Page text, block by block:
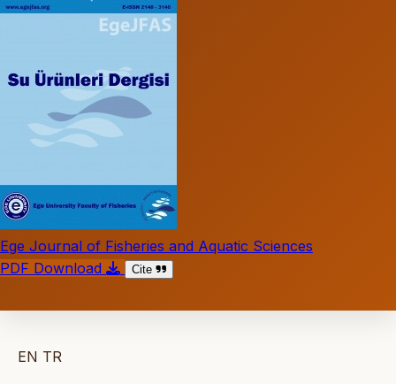
Ege Journal of Fisheries and Aquatic Sciences
PDF Download
Cite
EN TR